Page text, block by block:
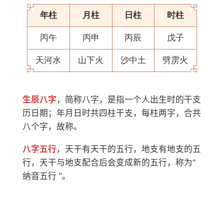
年柱 月柱 日柱 时柱
丙午 丙申 丙辰 戊子
天河水 山下火 沙中土 劈雳火
生辰八字 ，简称八字，是指一个人出生时的干支
历日期；年月日时共四柱干支，每柱两字，合共
八个字，故称。
八字五行 ，天干有天干的五行，地支有地支的五
行，天干与地支配合后会变成新的五行，称为“
纳音五行 ”。